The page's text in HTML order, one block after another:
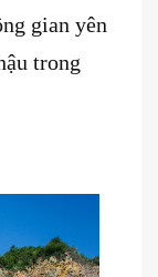
gian yên
trong